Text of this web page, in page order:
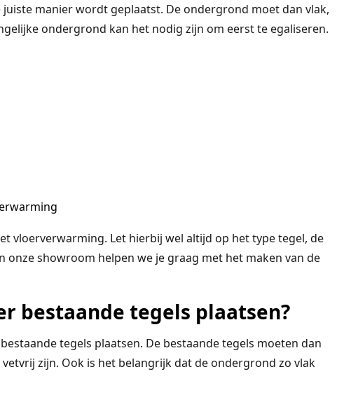
manier wordt geplaatst. De ondergrond moet dan vlak,
ondergrond kan het nodig zijn om eerst te egaliseren.
vloerverwarming. Let hierbij wel altijd op het type tegel, de
showroom helpen we je graag met het maken van de
bestaande tegels plaatsen?
tegels plaatsen. De bestaande tegels moeten dan
zijn. Ook is het belangrijk dat de ondergrond zo vlak